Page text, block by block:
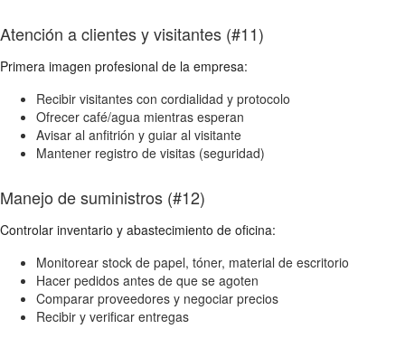
Atención a clientes y visitantes (#11)
Primera imagen profesional de la empresa:
Recibir visitantes con cordialidad y protocolo
Ofrecer café/agua mientras esperan
Avisar al anfitrión y guiar al visitante
Mantener registro de visitas (seguridad)
Manejo de suministros (#12)
Controlar inventario y abastecimiento de oficina:
Monitorear stock de papel, tóner, material de escritorio
Hacer pedidos antes de que se agoten
Comparar proveedores y negociar precios
Recibir y verificar entregas